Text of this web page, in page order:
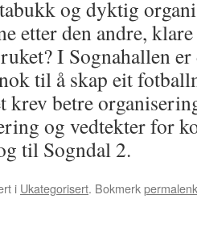
og dyktig
etter den andre,
I Sognahallen
til å skap eit
krev betre
og vedtekter for
til Sogndal 2.
i Ukategorisert. Bokmerk